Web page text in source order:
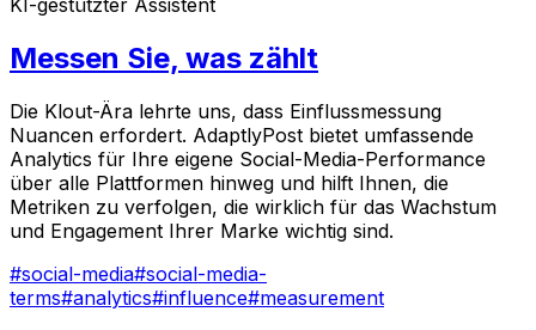
Messen Sie, was zählt
Die Klout-Ära lehrte uns, dass Einflussmessung
Nuancen erfordert. AdaptlyPost bietet umfassende
Analytics für Ihre eigene Social-Media-Performance
über alle Plattformen hinweg und hilft Ihnen, die
Metriken zu verfolgen, die wirklich für das Wachstum
und Engagement Ihrer Marke wichtig sind.
#social-media#social-media-
terms#analytics#influence#measurement